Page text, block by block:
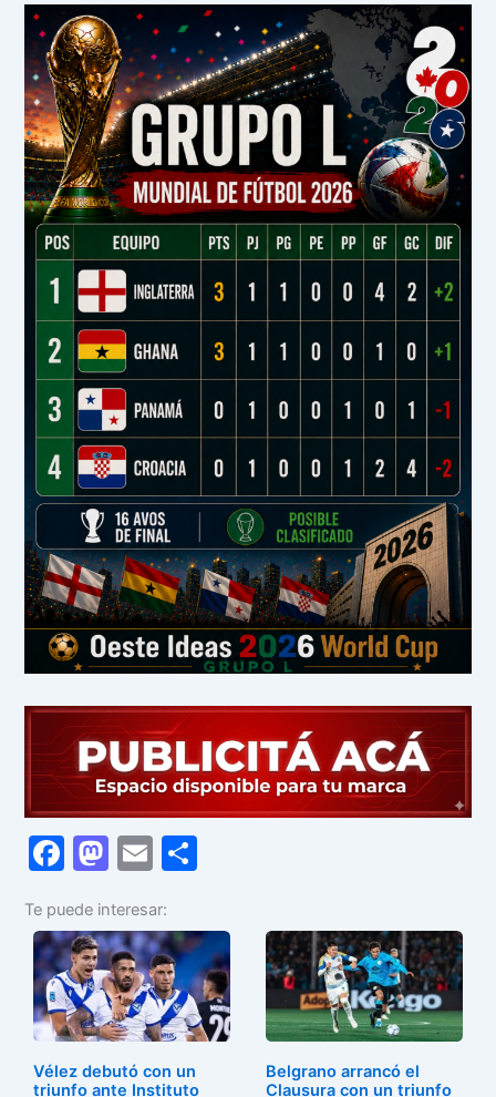
F
c
e
b
o
o
M
st
o
d
o
n
E
ai
l
m
p
ar
tir
Te puede interesar:
Vélez debutó con un
triunfo ante Instituto
Belgrano arrancó el
Clausura con un triunfo